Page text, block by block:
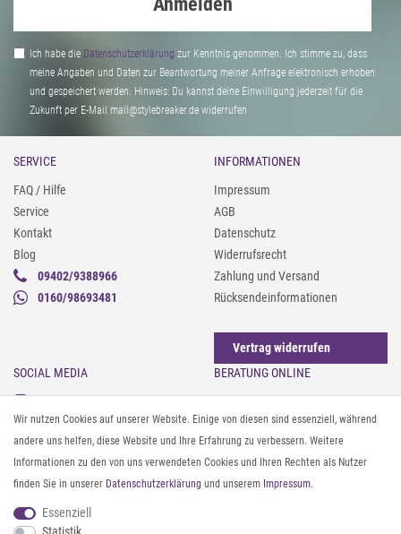
Ich habe die Daten­schutz­erklärung zur Kenntnis genommen. Ich stimme zu, dass
meine Angaben und Daten zur Beantwortung meiner Anfrage elektronisch erhoben
und gespeichert werden. Hinweis: Du kannst deine Einwilligung jederzeit für die
Zukunft per E-Mail mail@stylebreaker.de widerrufen
SERVICE
FAQ / Hilfe
Service
Kontakt
Blog
09402/9388966
0160/98693481
INFORMATIONEN
Impressum
AGB
Datenschutz
Widerrufsrecht
Zahlung und Versand
Rücksendeinformationen
Vertrag widerrufen
SOCIAL MEDIA
Instagram
Facebook
Pinterest
Twitter
Youtube
Threads
BERATUNG ONLINE
Gürtel messen & kürzen
Sonnenbrillen & UV-Schutz
Textilpflege
Textil- und Material-Guide
Geldbörse richtig organisieren
Wir nutzen Cookies auf unserer Website. Einige von diesen sind essenziell, während
andere uns helfen, diese Website und Ihre Erfahrung zu verbessern. Weitere
Informationen zu den von uns verwendeten Cookies und Ihren Rechten als Nutzer
finden Sie in unserer Daten­schutz­erklärung und unserem Impressum.
Essenziell